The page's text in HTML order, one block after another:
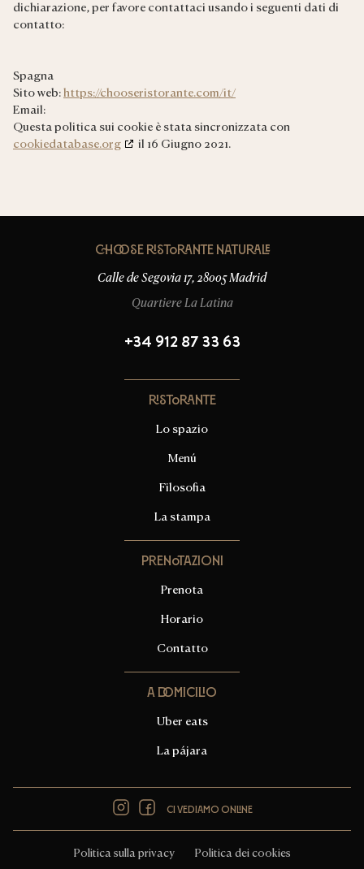
dichiarazione, per favore contattaci usando i seguenti dati di
contatto:
Spagna
Sito web:https://chooseristorante.com/it/
Email:
Questa politica sui cookie è stata sincronizzata con
cookiedatabase.org
il 16 Giugno 2021.
Choose Ristorante Naturale
Calle de Segovia 17, 28005 Madrid
Quartiere La Latina
+34 912 87 33 63
Ristorante
Lo spazio
Menú
Filosofia
La stampa
Prenotazioni
Prenota
Horario
Contatto
A domicilio
Uber eats
La pájara
Instagram
FacebookCi vediamo online
Politica sulla privacy Politica dei cookies